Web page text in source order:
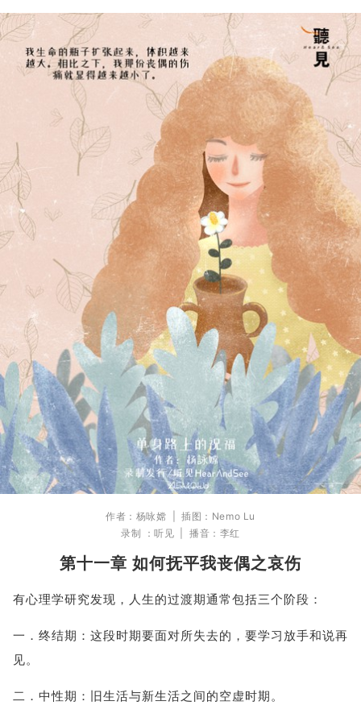
作者：杨咏嫦 |插图：Nemo Lu
录制 ：听见 |播音：李红
第十一章 如何抚平我丧偶之哀伤
有心理学研究发现，人生的过渡期通常包括三个阶段：
一． 终结期：这段时期要面对所失去的，要学习放手和说再
见。
二． 中性期：旧生活与新生活之间的空虚时期。